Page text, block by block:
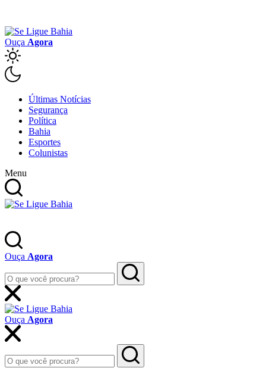
Ouça Agora
Últimas Notícias
Segurança
Política
Bahia
Esportes
Colunistas
Menu
Ouça Agora
Ouça Agora